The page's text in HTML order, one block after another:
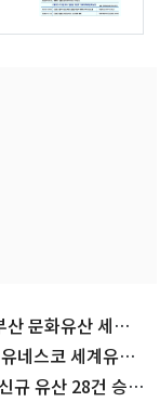
문화유산 세계
네스코 세계유산
규 유산 28건 승인